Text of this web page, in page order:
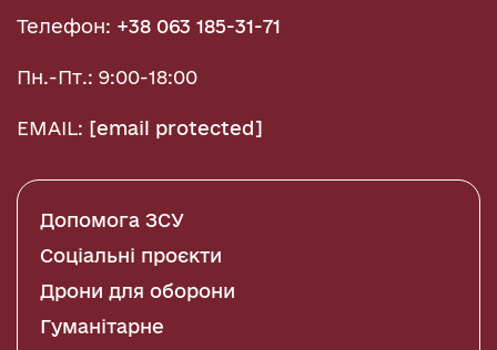
Телефон: +38 063 185-31-71
Пн.-Пт.: 9:00-18:00
EMAIL: [email protected]
Допомога ЗСУ
Соціальні проєкти
Дрони для оборони
Гуманітарне